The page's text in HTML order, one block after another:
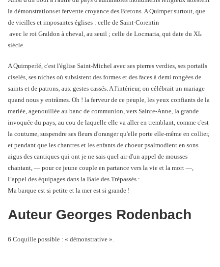
la démonstration6 et fervente croyance des Bretons. A Quimper surtout, que
de vieilles et imposantes églises : celle de Saint-Corentin
avec le roi Graldon à cheval, au seuil ; celle de Locmaria, qui date du XIe
siècle.
A Quimperlé, c'est l'église Saint-Michel avec ses pierres verdies, ses portails
ciselés, ses niches où subsistent des formes et des faces à demi rongées de
saints et de patrons, aux gestes cassés. A l'intérieur, on célébrait un mariage
quand nous y entrâmes. Oh ! la ferveur de ce peuple, les yeux confiants de la
mariée, agenouillée au banc de communion, vers Sainte-Anne, la grande
invoquée du pays, au cou de laquelle elle va aller en tremblant, comme c'est
la coutume, suspendre ses fleurs d'oranger qu'elle porte elle-même en collier,
et pendant que les chantres et les enfants de choeur psalmodient en sons
aigus des cantiques qui ont je ne sais quel air d'un appel de mousses
chantant, ― pour ce jeune couple en partance vers la vie et la mort ―,
l’appel des équipages dans la Baie des Trépassés :
Ma barque est si petite et la mer est si grande !
Auteur Georges Rodenbach
6 Coquille possible : « démonstrative ».